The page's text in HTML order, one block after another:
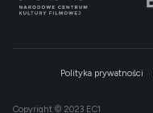
Polityka prywatności
Copyright © 2023 EC1